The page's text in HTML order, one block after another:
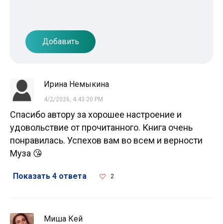
Добавить
Ирина Немыкина
4/2/2026, 4:43:20 PM
Спасибо автору за хорошее настроение и
удовольствие от прочитанного. Книга очень
понравилась. Успехов вам во всем и верности
Муза 😘
Показать 4 ответа 2
Миша Кей